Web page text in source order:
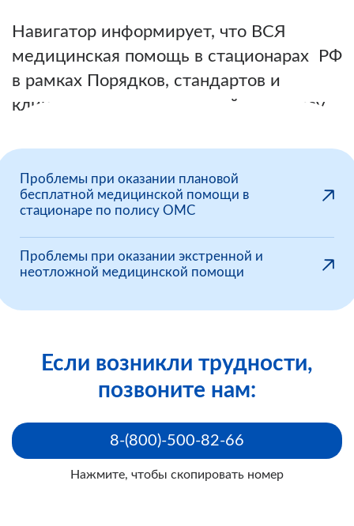
Навигатор информирует, что ВСЯ
медицинская помощь в стационарах РФ
в рамках Порядков, стандартов и
клинических рекомендаций по полису
Проблемы при оказании плановой
бесплатной медицинской помощи в
стационаре по полису ОМС
Проблемы при оказании экстренной и
неотложной медицинской помощи
Если возникли трудности,
позвоните нам:
8-(800)-500-82-66
Нажмите, чтобы скопировать номер